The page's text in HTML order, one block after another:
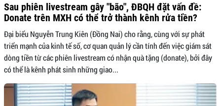
Sau phiên livestream gây "bão", ĐBQH đặt vấn đề:
Donate trên MXH có thể trở thành kênh rửa tiền?
Đại biểu Nguyễn Trung Kiên (Đồng Nai) cho rằng, cùng với sự phát
triển mạnh của kinh tế số, cơ quan quản lý cần tính đến việc giám sát
dòng tiền từ các phiên livestream có nhận quà tặng (donate), bởi đây
có thể là kênh phát sinh những giao...